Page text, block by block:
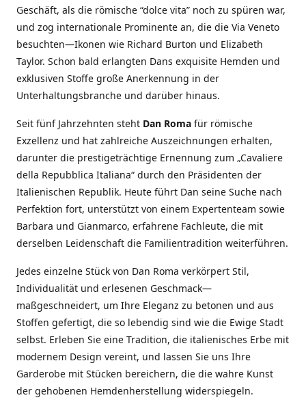
Geschäft, als die römische “dolce vita” noch zu spüren war,
und zog internationale Prominente an, die die Via Veneto
besuchten—Ikonen wie Richard Burton und Elizabeth
Taylor. Schon bald erlangten Dans exquisite Hemden und
exklusiven Stoffe große Anerkennung in der
Unterhaltungsbranche und darüber hinaus.
Seit fünf Jahrzehnten steht Dan Roma für römische
Exzellenz und hat zahlreiche Auszeichnungen erhalten,
darunter die prestigeträchtige Ernennung zum „Cavaliere
della Repubblica Italiana“ durch den Präsidenten der
Italienischen Republik. Heute führt Dan seine Suche nach
Perfektion fort, unterstützt von einem Expertenteam sowie
Barbara und Gianmarco, erfahrene Fachleute, die mit
derselben Leidenschaft die Familientradition weiterführen.
Jedes einzelne Stück von Dan Roma verkörpert Stil,
Individualität und erlesenen Geschmack—
maßgeschneidert, um Ihre Eleganz zu betonen und aus
Stoffen gefertigt, die so lebendig sind wie die Ewige Stadt
selbst. Erleben Sie eine Tradition, die italienisches Erbe mit
modernem Design vereint, und lassen Sie uns Ihre
Garderobe mit Stücken bereichern, die die wahre Kunst
der gehobenen Hemdenherstellung widerspiegeln.